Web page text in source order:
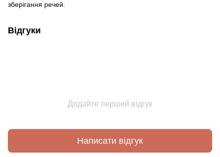
зберігання речей.
Відгуки
Додайте перший відгук
Написати відгук